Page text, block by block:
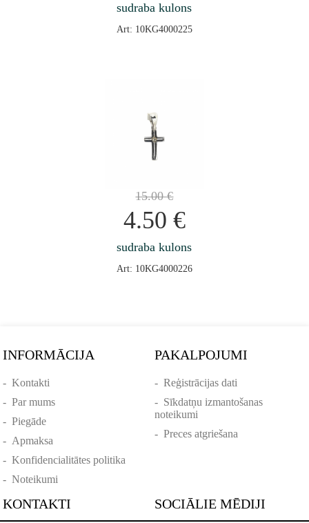
sudraba kulons
Art: 10KG4000225
15.00€
4.50 €
sudraba kulons
Art: 10KG4000226
INFORMĀCIJA
-Kontakti
-Par mums
-Piegāde
- Apmaksa
-Konfidencialitātes politika
-Noteikumi
PAKALPOJUMI
- Reģistrācijas dati
- Sīkdatņu izmantošanas
noteikumi
- Preces atgriešana
KONTAKTI SOCIĀLIE MĒDIJI